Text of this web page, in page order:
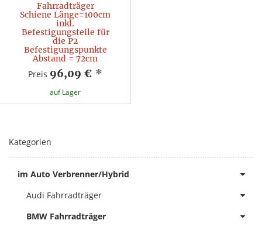
Fahrradträger
Schiene Länge=100cm
inkl.
Befestigungsteile für
die P2
Befestigungspunkte
Abstand = 72cm
Preis 96,09 € *
auf Lager
Kategorien
im Auto Verbrenner/Hybrid
Audi Fahrradträger
BMW Fahrradträger